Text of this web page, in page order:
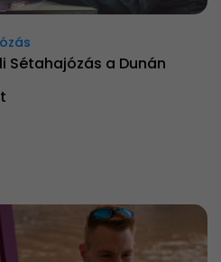
Sétahajózás a Dunán